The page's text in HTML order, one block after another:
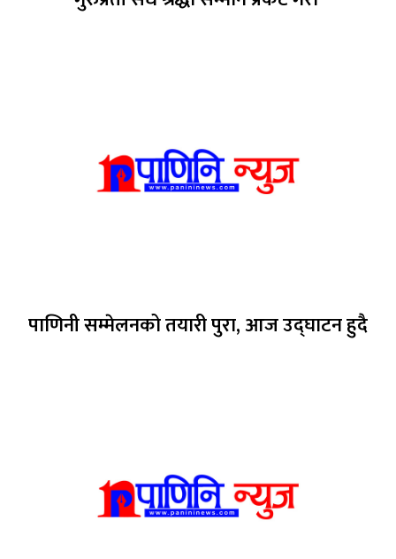
पाणिनी सम्मेलनको तयारी पुरा, आज उद्घाटन हुदै